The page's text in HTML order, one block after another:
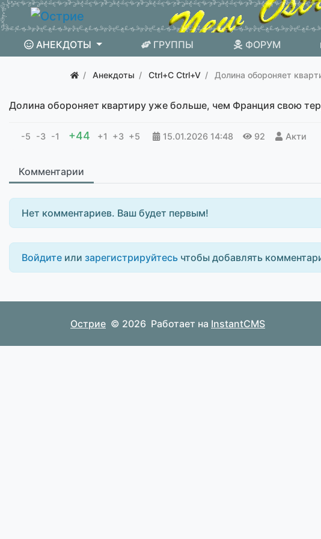
АНЕКДОТЫ ГРУППЫ ФОРУМ
Анекдоты Ctrl+C Ctrl+V Долина обороняет
Долина обороняет квартиру уже больше, чем Франция свою
-5 -3 -1 +44 +1 +3 +5 15.01.2026 14:48 92 Акти
Комментарии
Нет комментариев. Ваш будет первым!
Войдите или зарегистрируйтесь чтобы добавлять
Острие © 2026 Работает на InstantCMS